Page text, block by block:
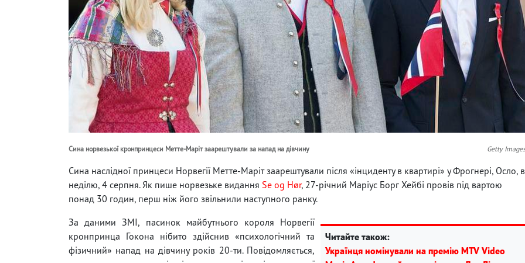
Сина норвезької кронпринцеси Метте-Маріт заарештували за напад на дівчину Getty Images
Сина наслідної принцеси Норвегії Метте-Маріт заарештували після «інциденту в квартирі» у Фрогнері, Осло, в
неділю, 4 серпня. Як пише норвезьке видання Se og Hør, 27-річний Маріус Борг Хейбі провів під вартою
понад 30 годин, перш ніж його звільнили наступного ранку.
Читайте також:
Українця номінували на премію MTV Video
За даними ЗМІ, пасинок майбутнього короля Норвегії
кронпринца Гокона нібито здійснив «психологічний та
фізичний» напад на дівчину років 20-ти. Повідомляється,